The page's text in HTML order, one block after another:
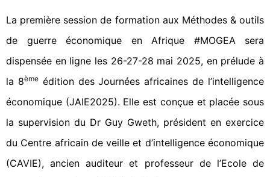
La première session de formation aux Méthodes & outils
de guerre économique en Afrique #MOGEA sera
dispensée en ligne les 26-27-28 mai 2025, en prélude à
la 8èmeédition des Journées africaines de l’intelligence
économique (JAIE2025). Elle est conçue et placée sous
la supervision du Dr Guy Gweth, président en exercice
du Centre africain de veille et d’intelligence économique
(CAVIE), ancien auditeur et professeur de l’Ecole de